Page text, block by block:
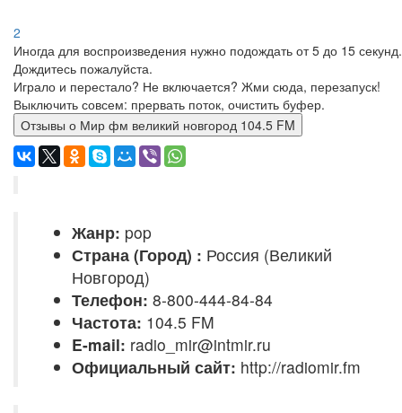
2
Иногда для воспроизведения нужно подождать от 5 до 15 секунд.
Дождитесь пожалуйста.
Играло и перестало? Не включается? Жми сюда, перезапуск!
Выключить совсем: прервать поток, очистить буфер.
Отзывы о Мир фм великий новгород 104.5 FM
Жанр: pop
Страна (Город) : Россия (Великий
Новгород)
Телефон: 8-800-444-84-84
Частота: 104.5 FM
E-mail: radio_mir@intmir.ru
Официальный сайт: http://radiomir.fm